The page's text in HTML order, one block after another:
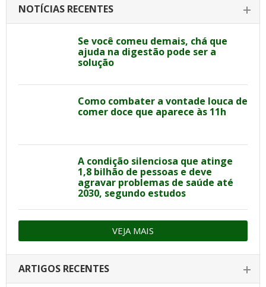
NOTÍCIAS RECENTES
Se você comeu demais, chá que
ajuda na digestão pode ser a
solução
Como combater a vontade louca de
comer doce que aparece às 11h
A condição silenciosa que atinge
1,8 bilhão de pessoas e deve
agravar problemas de saúde até
2030, segundo estudos
VEJA MAIS
ARTIGOS RECENTES